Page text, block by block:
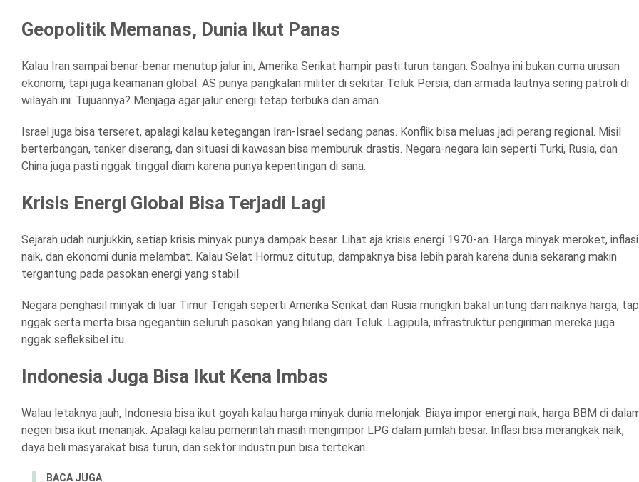
Geopolitik Memanas, Dunia Ikut Panas
Kalau Iran sampai benar-benar menutup jalur ini, Amerika Serikat hampir pasti turun tangan. Soalnya ini bukan cuma urusan
ekonomi, tapi juga keamanan global. AS punya pangkalan militer di sekitar Teluk Persia, dan armada lautnya sering patroli di
wilayah ini. Tujuannya? Menjaga agar jalur energi tetap terbuka dan aman.
Israel juga bisa terseret, apalagi kalau ketegangan Iran-Israel sedang panas. Konflik bisa meluas jadi perang regional. Misil
berterbangan, tanker diserang, dan situasi di kawasan bisa memburuk drastis. Negara-negara lain seperti Turki, Rusia, dan
China juga pasti nggak tinggal diam karena punya kepentingan di sana.
Krisis Energi Global Bisa Terjadi Lagi
Sejarah udah nunjukkin, setiap krisis minyak punya dampak besar. Lihat aja krisis energi 1970-an. Harga minyak meroket, inflasi
naik, dan ekonomi dunia melambat. Kalau Selat Hormuz ditutup, dampaknya bisa lebih parah karena dunia sekarang makin
tergantung pada pasokan energi yang stabil.
Negara penghasil minyak di luar Timur Tengah seperti Amerika Serikat dan Rusia mungkin bakal untung dari naiknya harga,
nggak serta merta bisa ngegantiin seluruh pasokan yang hilang dari Teluk. Lagipula, infrastruktur pengiriman mereka juga
nggak sefleksibel itu.
Indonesia Juga Bisa Ikut Kena Imbas
Walau letaknya jauh, Indonesia bisa ikut goyah kalau harga minyak dunia melonjak. Biaya impor energi naik, harga BBM di
negeri bisa ikut menanjak. Apalagi kalau pemerintah masih mengimpor LPG dalam jumlah besar. Inflasi bisa merangkak naik,
daya beli masyarakat bisa turun, dan sektor industri pun bisa tertekan.
BACA JUGA